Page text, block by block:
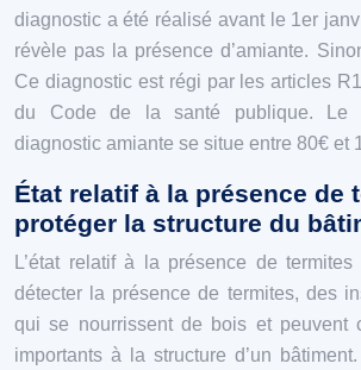
diagnostic a été réalisé avant le 1er
révèle pas la présence d’amiante.
Ce diagnostic est régi par les articles
du Code de la santé publique. Le
diagnostic amiante se situe entre 80€ et
État relatif à la présence de
protéger la structure du
L’état relatif à la présence de
détecter la présence de termites, des
qui se nourrissent de bois et peuvent
importants à la structure d’un